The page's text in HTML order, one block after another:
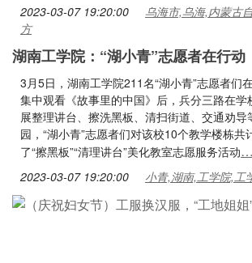
2023-03-07 19:20:00
乌海市,乌海,内蒙古
方
湖南工学院：“湖小青”志愿者在行动
3月5日，湖南工学院211名“湖小青”志愿者们
集中观看《故事里的中国》后，兵分三路在学
展整理讲台、擦洗黑板、清扫街道、交通劝导
园，“湖小青”志愿者们对该校10个教学楼栋共
了“擦黑板”“清理讲台”美化教室志愿服务活动
2023-03-07 19:20:00 小青,湖南,工学院,工